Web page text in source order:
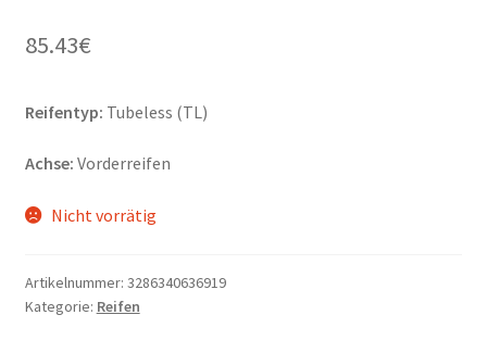
85.43€
Reifentyp: Tubeless (TL)
Achse: Vorderreifen
Nicht vorrätig
Artikelnummer: 3286340636919
Kategorie: Reifen